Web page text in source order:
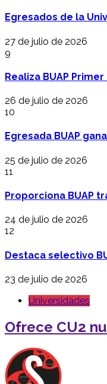
Egresados de la
27 de julio de 2026
9
Realiza BUAP
26 de julio de 2026
10
Egresada BUAP
25 de julio de 2026
11
Proporciona BUAP
24 de julio de 2026
12
Destaca selectivo
23 de julio de 2026
Universidades
Ofrece CU2